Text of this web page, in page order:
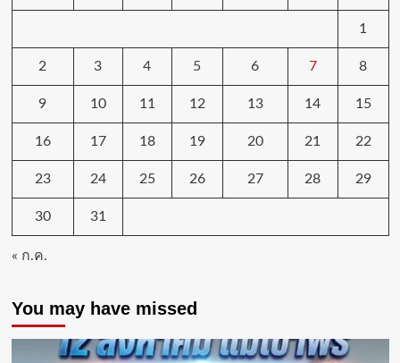
1
2 3 4 5 6 7 8
9 10 11 12 13 14 15
16 17 18 19 20 21 22
23 24 25 26 27 28 29
30 31
« ก.ค.
You may have missed